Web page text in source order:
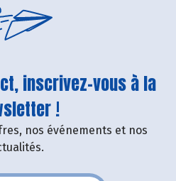
inscrivez-vous à la
!
nos événements et nos